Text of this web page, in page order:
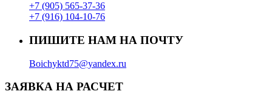
+7 (905) 565-37-36
+7 (916) 104-10-76
ПИШИТЕ НАМ НА ПОЧТУ
Boichyktd75@yandex.ru
ЗАЯВКА НА РАСЧЕТ